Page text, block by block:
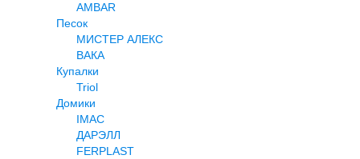
AMBAR
Песок
МИСТЕР АЛЕКС
ВАКА
Купалки
Triol
Домики
IMAC
ДАРЭЛЛ
FERPLAST